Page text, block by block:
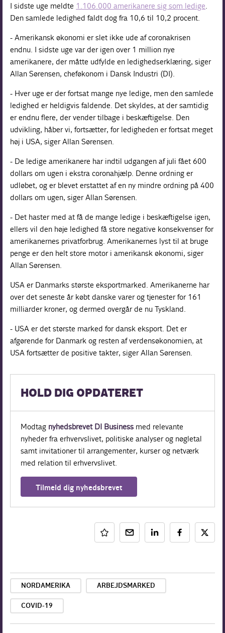
I sidste uge meldte 1.106.000 amerikanere sig som ledige
Den samlede ledighed faldt dog fra 10,6 til 10,2 procent.
- Amerikansk økonomi er slet ikke ude af coronakrisen
endnu. I sidste uge var der igen over 1 million nye
amerikanere, der måtte udfylde en ledighedserklæring, siger
Allan Sørensen, cheføkonom i Dansk Industri (DI).
- Hver uge er der fortsat mange nye ledige, men den samlede
ledighed er heldigvis faldende. Det skyldes, at der samtidig
er endnu flere, der vender tilbage i beskæftigelse. Den
udvikling, håber vi, fortsætter, for ledigheden er fortsat meget
høj i USA, siger Allan Sørensen.
- De ledige amerikanere har indtil udgangen af juli fået 600
dollars om ugen i ekstra coronahjælp. Denne ordning er
udløbet, og er blevet erstattet af en ny mindre ordning på 400
dollars om ugen, siger Allan Sørensen.
- Det haster med at få de mange ledige i beskæftigelse igen,
ellers vil den høje ledighed få store negative konsekvenser for
amerikanernes privatforbrug. Amerikanernes lyst til at bruge
penge er den helt store motor i amerikansk økonomi, siger
Allan Sørensen.
USA er Danmarks største eksportmarked. Amerikanerne har
over det seneste år købt danske varer og tjenester for 161
milliarder kroner, og dermed overgår de nu Tyskland.
- USA er det største marked for dansk eksport. Det er
afgørende for Danmark og resten af verdensøkonomien, at
USA fortsætter de positive takter, siger Allan Sørensen.
HOLD DIG OPDATERET
Modtag nyhedsbrevet DI Business med relevante
nyheder fra erhvervslivet, politiske analyser og nøgletal
samt invitationer til arrangementer, kurser og netværk
med relation til erhvervslivet.
Tilmeld dig nyhedsbrevet
NORDAMERIKA ARBEJDSMARKED
COVID-19